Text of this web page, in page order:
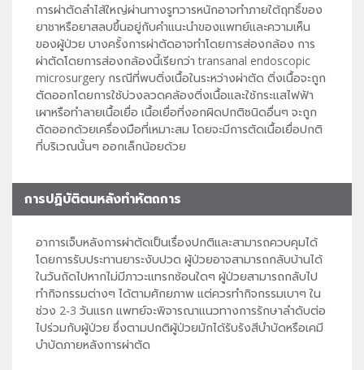
การผ่าตัดลำไส้ใหญ่ผ่านทางรูทวารหนักอาจทำภายใต้ฤทธิ์ของ
ยาชาหรือยาสลบขึ้นอยู่กับคำแนะนำของแพทย์และความเห็น
ของผู้ป่วย บางครั้งการผ่าตัดอาจทำโดยการส่องกล้อง การ
ผ่าตัดโดยการส่องกล้องนี้เรียกว่า transanal endoscopic
microsurgery กรณีที่พบติ่งเนื้อในระหว่างผ่าตัด ติ่งเนื้อจะถูก
ตัดออกโดยการใช้บ่วงลวดคล้องติ่งเนื้อและใช้กระแสไฟฟ้า
เผาหรือทำลายเนื้อเยื่อ เนื้อเยื่อที่งอกผิดปกติชนิดอื่นๆ จะถูก
ตัดออกด้วยเครื่องมือที่เหมาะสม โดยจะมีการตัดเนื้อเยื่อปกติ
ที่บริเวณนั้นๆ ออกเล็กน้อยด้วย
การปฏิบัติตนหลังทำหัตถการ
อาการเจ็บหลังการผ่าตัดเป็นเรื่องปกติและสามารถควบคุมได้
โดยการรับประทานยาระงับปวด ผู้ป่วยอาจสามารถกลับบ้านได้
ในวันถัดไปหากไม่มีภาวะแทรกซ้อนใดๆ ผู้ป่วยสามารถกลับไป
ทำกิจกรรมต่างๆ ได้ตามศักยภาพ แต่ควรทำกิจกรรมเบาๆ ใน
ช่วง 2-3 วันแรก แพทย์จะพิจารณาแนวทางการรักษาลำดับต่อ
ไปร่วมกับผู้ป่วย ซึ่งตามปกติผู้ป่วยมักได้รับรังสีบำบัดหรือเคมี
บำบัดภายหลังการผ่าตัด